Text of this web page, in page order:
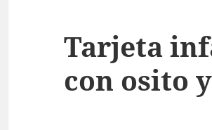
Tarjeta
con osito